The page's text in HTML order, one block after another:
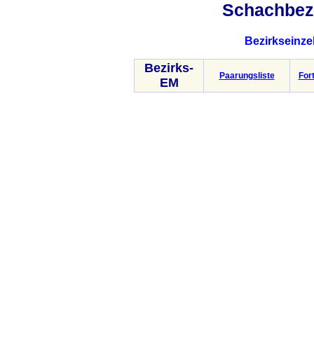
Bezirks-
EM
Paarungsliste